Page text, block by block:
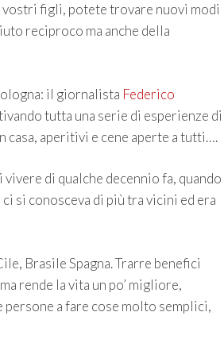
vostri figli, potete trovare nuovi modi
reciproco ma anche della
il giornalista Federico
tutta una serie di esperienze di
casa, aperitivi e cene aperte a tutti….
di qualche decennio fa, quando
si conosceva di più tra vicini ed era
Brasile Spagna. Trarre benefici
rende la vita un po’ migliore,
a fare cose molto semplici,